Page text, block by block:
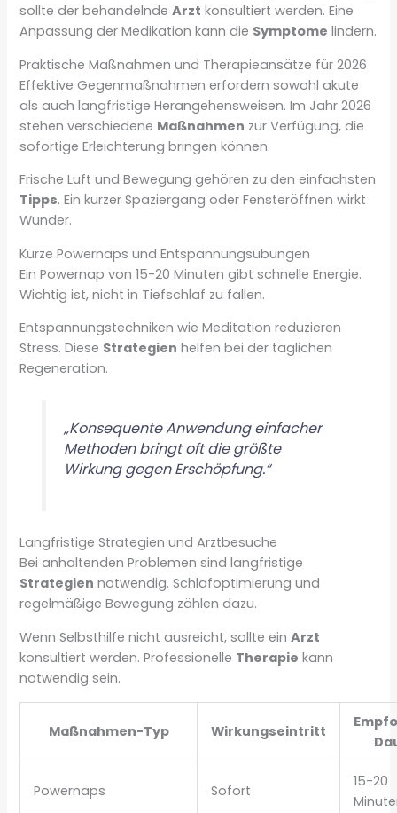
sollte der behandelndeArzt konsultiert werden. Eine
Anpassung der Medikation kann die Symptome lindern.
Praktische Maßnahmen und Therapieansätze für 2026
Effektive Gegenmaßnahmen erfordern sowohl akute
als auch langfristige Herangehensweisen. Im Jahr 2026
stehen verschiedene Maßnahmen zur Verfügung, die
sofortige Erleichterung bringen können.
Frische Luft und Bewegung gehören zu den einfachsten
Tipps. Ein kurzer Spaziergang oder Fensteröffnen wirkt
Wunder.
Kurze Powernaps und Entspannungsübungen
Ein Powernap von 15-20 Minuten gibt schnelle Energie.
Wichtig ist, nicht in Tiefschlaf zu fallen.
Entspannungstechniken wie Meditation reduzieren
Stress. Diese Strategien helfen bei der täglichen
Regeneration.
„Konsequente Anwendung einfacher
Methoden bringt oft die größte
Wirkung gegen Erschöpfung.“
Langfristige Strategien und Arztbesuche
Bei anhaltenden Problemen sind langfristige
Strategien notwendig. Schlafoptimierung und
regelmäßige Bewegung zählen dazu.
Wenn Selbsthilfe nicht ausreicht, sollte einArzt
konsultiert werden. Professionelle Therapie kann
notwendig sein.
Maßnahmen-Typ Wirkungseintritt
Powernaps Sofort
15-20